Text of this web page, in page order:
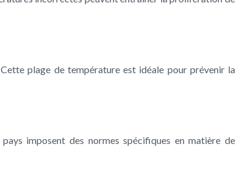
plage de température est idéale pour prévenir la
imposent des normes spécifiques en matière de